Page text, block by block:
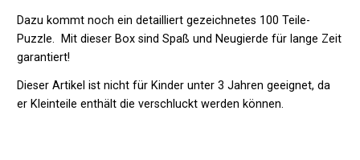
Dazu kommt noch ein detailliert gezeichnetes 100 Teile-
Puzzle. Mit dieser Box sind Spaß und Neugierde für lange Zeit
garantiert!
Dieser Artikel ist nicht für Kinder unter 3 Jahren geeignet, da
er Kleinteile enthält die verschluckt werden können.